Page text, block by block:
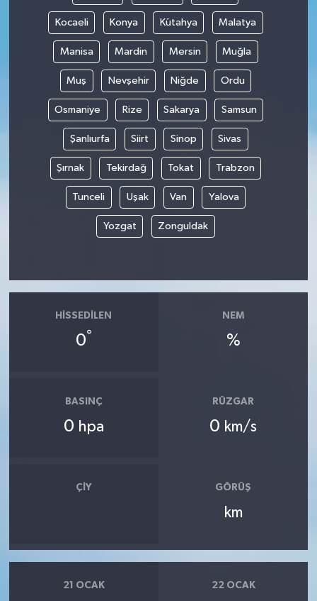
Kocaeli Konya Kütahya Malatya
Manisa Mardin Mersin Muğla
Muş Nevşehir Niğde Ordu
Osmaniye Rize Sakarya Samsun
Şanlıurfa Siirt Sinop Sivas
Şırnak Tekirdağ Tokat Trabzon
Tunceli Uşak Van Yalova
Yozgat Zonguldak
HISSEDILEN
0°
NEM
%
BASINÇ
0 hpa
RÜZGAR
0 km/s
ÇIY GÖRÜŞ
km
21 OCAK 22 OCAK